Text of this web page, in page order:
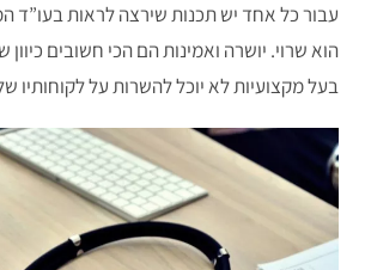
עבור כל אחד יש תכנות שירצה לראות בעו”ד
הוא שרוי. יושרה ואמינות הם הכי חשובים
בעל מקצועיות לא יוכל להשרות על לקוחותיו